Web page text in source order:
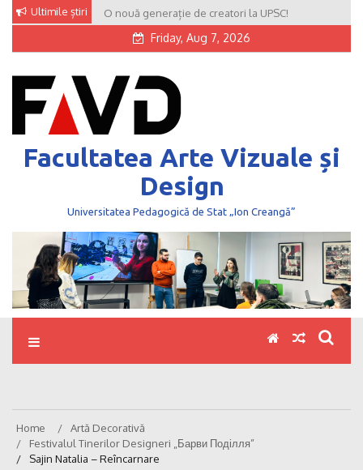
Skip
content
Ultimile știri O nouă generație de creatori la UPSC!
Friday, Aug 7, 2026
Facultatea Arte Vizuale și
Design
Universitatea Pedagogică de Stat „Ion Creangă”
Home
Artă Decorativă
Festivalul Tinerilor Designeri „Барви Поділля”
Sajin Natalia – Reîncarnare